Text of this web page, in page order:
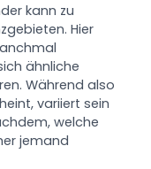
kann zu
Hier
ähnliche
Während also
variiert sein
welche
jemand